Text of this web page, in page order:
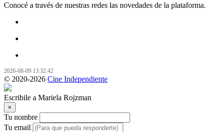
Conocé a través de nuestras redes las novedades de la plataforma.
2026-08-09 13:32:42
© 2020-2026 Cine Independiente
Escribile a Mariela Rojzman
×
Tu nombre
Tu email